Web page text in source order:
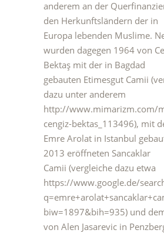
anderem an der
den Herkunftsländern der in
Europa lebenden Muslime.
wurden dagegen 1964 von
Bektaş mit der in Bagdad
gebauten Etimesgut Camii
dazu unter anderem
http://www.mimarizm.com/
cengiz-bektas_113496), mit
Emre Arolat in Istanbul
2013 eröffneten Sancaklar
Camii (vergleiche dazu etwa
https://www.google.de/
biw=1897&bih=935) und
von Alen Jasarevic in